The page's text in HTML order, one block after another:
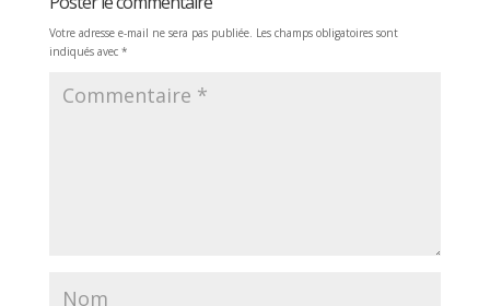
Votre adresse e-mail ne sera pas publiée. Les champs obligatoires sont
indiqués avec *